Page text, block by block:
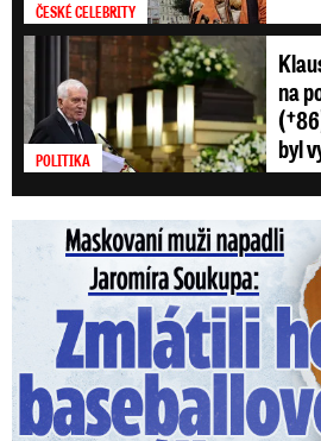
ČESKÉ CELEBRITY
POLITIKA
na
byl
Maskovaní muži napadli Jaromíra